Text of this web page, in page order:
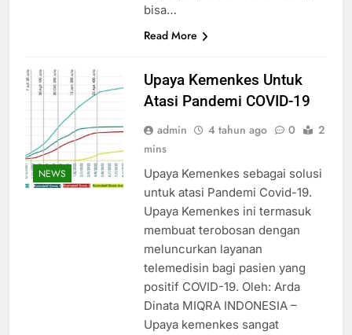
bisa…
Read More
NEWS
Upaya Kemenkes Untuk
Atasi Pandemi COVID-19
admin 4 tahun ago 0
2
mins
Upaya Kemenkes sebagai solusi
untuk atasi Pandemi Covid-19.
Upaya Kemenkes ini termasuk
membuat terobosan dengan
meluncurkan layanan
telemedisin bagi pasien yang
positif COVID-19. Oleh: Arda
Dinata MIQRA INDONESIA –
Upaya kemenkes sangat